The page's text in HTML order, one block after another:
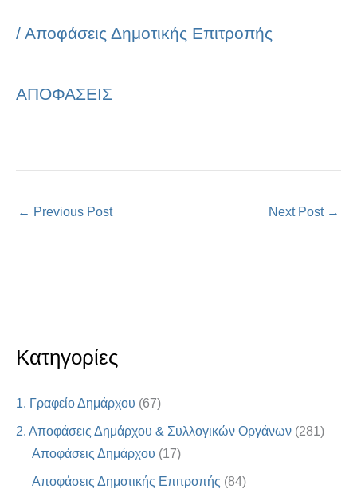
Κατηγορίες
1. Γραφείο Δημάρχου (67)
2. Αποφάσεις Δημάρχου & Συλλογικών Οργάνων (281)
Αποφάσεις Δημάρχου (17)
Αποφάσεις Δημοτικής Επιτροπής (84)
/ Αποφάσεις Δημοτικής Επιτροπής
ΑΠΟΦΑΣΕΙΣ
← Previous Post Next Post →